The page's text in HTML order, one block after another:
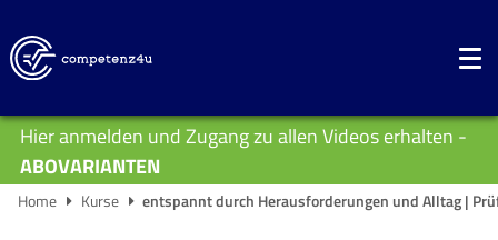
Hier anmelden und Zugang zu allen Videos erhalten -
ABOVARIANTEN
Home Kurse entspannt durch Herausforderungen und Alltag |